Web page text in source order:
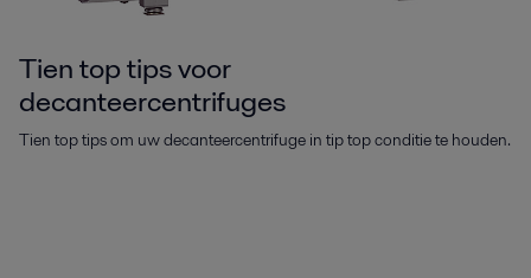
Tien top tips voor
decanteercentrifuges
Tien top tips om uw decanteercentrifuge in tip top conditie te houden.